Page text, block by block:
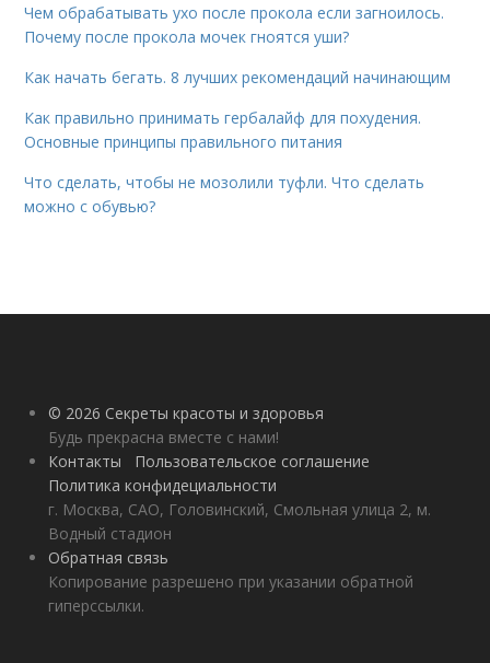
Чем обрабатывать ухо после прокола если загноилось.
Почему после прокола мочек гноятся уши?
Как начать бегать. 8 лучших рекомендаций начинающим
Как правильно принимать гербалайф для похудения.
Основные принципы правильного питания
Что сделать, чтобы не мозолили туфли. Что сделать
можно с обувью?
© 2026 Секреты красоты и здоровья
Будь прекрасна вместе с нами!
Контакты
Пользовательское соглашение
Политика конфидециальности
г. Москва, САО, Головинский, Смольная улица 2, м.
Водный стадион
Обратная связь
Копирование разрешено при указании обратной
гиперссылки.